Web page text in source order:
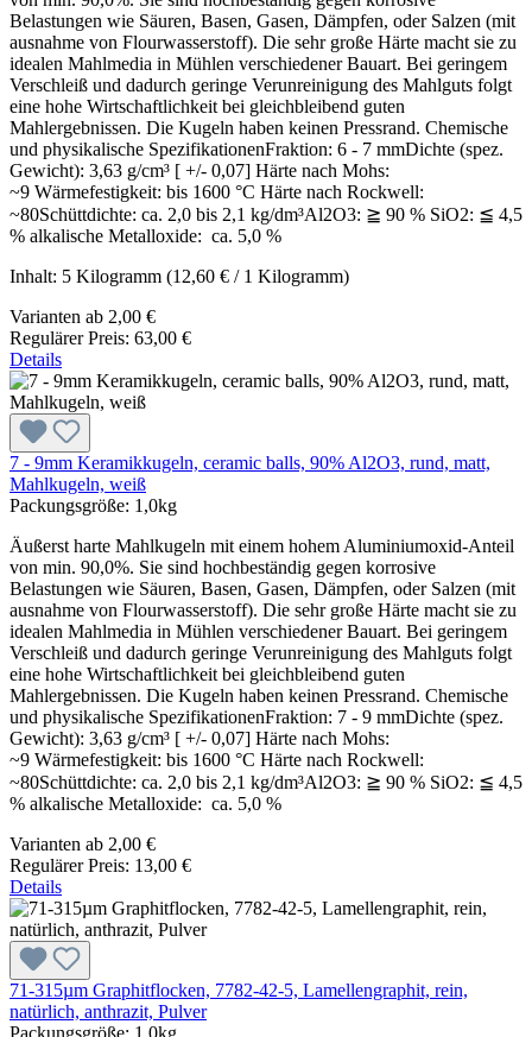
Belastungen wie Säuren, Basen, Gasen, Dämpfen, oder Salzen (mit
ausnahme von Flourwasserstoff). Die sehr große Härte macht sie zu
idealen Mahlmedia in Mühlen verschiedener Bauart. Bei geringem
Verschleiß und dadurch geringe Verunreinigung des Mahlguts folgt
eine hohe Wirtschaftlichkeit bei gleichbleibend guten
Mahlergebnissen. Die Kugeln haben keinen Pressrand. Chemische
und physikalische SpezifikationenFraktion: 6 - 7 mmDichte (spez.
Gewicht): 3,63 g/cm³ [ +/- 0,07] Härte nach Mohs:
~9 Wärmefestigkeit: bis 1600 °C Härte nach Rockwell:
~80Schüttdichte: ca. 2,0 bis 2,1 kg/dm³Al2O3: ≧ 90 % SiO2: ≦ 4,5
% alkalische Metalloxide: ca. 5,0 %
Inhalt: 5 Kilogramm (12,60 € / 1 Kilogramm)
Varianten ab 2,00 €
Regulärer Preis: 63,00 €
Details
7 - 9mm Keramikkugeln, ceramic balls, 90% Al2O3, rund, matt,
Mahlkugeln, weiß
Packungsgröße: 1,0kg
Äußerst harte Mahlkugeln mit einem hohem Aluminiumoxid-Anteil
von min. 90,0%. Sie sind hochbeständig gegen korrosive
Belastungen wie Säuren, Basen, Gasen, Dämpfen, oder Salzen (mit
ausnahme von Flourwasserstoff). Die sehr große Härte macht sie zu
idealen Mahlmedia in Mühlen verschiedener Bauart. Bei geringem
Verschleiß und dadurch geringe Verunreinigung des Mahlguts folgt
eine hohe Wirtschaftlichkeit bei gleichbleibend guten
Mahlergebnissen. Die Kugeln haben keinen Pressrand. Chemische
und physikalische SpezifikationenFraktion: 7 - 9 mmDichte (spez.
Gewicht): 3,63 g/cm³ [ +/- 0,07] Härte nach Mohs:
~9 Wärmefestigkeit: bis 1600 °C Härte nach Rockwell:
~80Schüttdichte: ca. 2,0 bis 2,1 kg/dm³Al2O3: ≧ 90 % SiO2: ≦ 4,5
% alkalische Metalloxide: ca. 5,0 %
Varianten ab 2,00 €
Regulärer Preis: 13,00 €
Details
71-315µm Graphitflocken, 7782-42-5, Lamellengraphit, rein,
natürlich, anthrazit, Pulver
Packungsgröße: 1,0kg